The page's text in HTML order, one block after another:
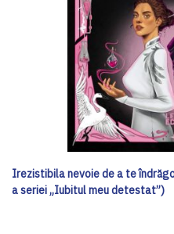
Irezistibila nevoie de a te
a seriei „Iubitul meu detestat”)